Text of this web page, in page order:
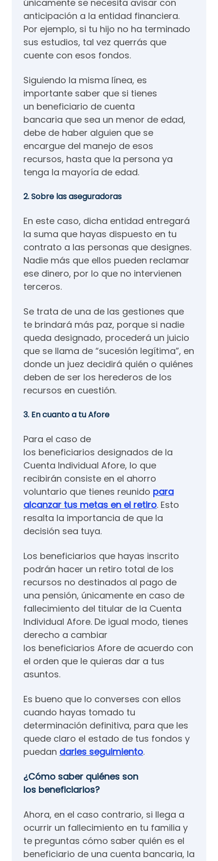
únicamente se necesita avisar con
anticipación a la entidad financiera.
Por ejemplo, si tu hijo no ha terminado
sus estudios, tal vez querrás que
cuente con esos fondos.
Siguiendo la misma línea, es
importante saber que si tienes
un beneficiario de cuenta
bancaria que sea un menor de edad,
debe de haber alguien que se
encargue del manejo de esos
recursos, hasta que la persona ya
tenga la mayoría de edad.
2. Sobre las aseguradoras
En este caso, dicha entidad entregará
la suma que hayas dispuesto en tu
contrato a las personas que designes.
Nadie más que ellos pueden reclamar
ese dinero, por lo que no intervienen
terceros.
Se trata de una de las gestiones que
te brindará más paz, porque si nadie
queda designado, procederá un juicio
que se llama de “sucesión legítima”, en
donde un juez decidirá quién o quiénes
deben de ser los herederos de los
recursos en cuestión.
3. En cuanto a tu Afore
Para el caso de
los beneficiarios designados de la
Cuenta Individual Afore, lo que
recibirán consiste en el ahorro
voluntario que tienes reunido para
alcanzar tus metas en el retiro. Esto
resalta la importancia de que la
decisión sea tuya.
Los beneficiarios que hayas inscrito
podrán hacer un retiro total de los
recursos no destinados al pago de
una pensión, únicamente en caso de
fallecimiento del titular de la Cuenta
Individual Afore. De igual modo, tienes
derecho a cambiar
los beneficiarios Afore de acuerdo con
el orden que le quieras dar a tus
asuntos.
Es bueno que lo converses con ellos
cuando hayas tomado tu
determinación definitiva, para que les
quede claro el estado de tus fondos y
puedan darles seguimiento.
¿Cómo saber quiénes son
los beneficiarios?
Ahora, en el caso contrario, si llega a
ocurrir un fallecimiento en tu familia y
te preguntas cómo saber quién es el
beneficiario de una cuenta bancaria, la